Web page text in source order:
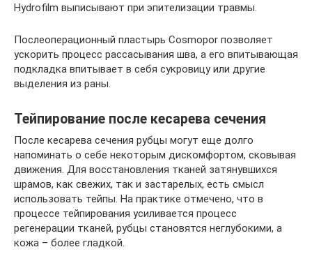
Hydrofilm выписывают при эпителизации травмы.
Послеоперационный пластырь Cosmopor позволяет
ускорить процесс рассасывания шва, а его впитывающая
подкладка впитывает в себя сукровицу или другие
выделения из раны.
Тейпирование после кесарева сечения
После кесарева сечения рубцы могут еще долго
напоминать о себе некоторым дискомфортом, сковывая
движения. Для восстановления тканей затянувшихся
шрамов, как свежих, так и застарелых, есть смысл
использовать тейпы. На практике отмечено, что в
процессе тейпирования усиливается процесс
регенерации тканей, рубцы становятся неглубокими, а
кожа – более гладкой.